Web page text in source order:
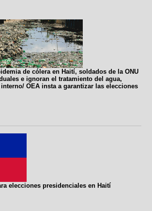
de cólera en Haití, soldados de la ONU
e ignoran el tratamiento del agua,
OEA insta a garantizar las elecciones
elecciones presidenciales en Haití